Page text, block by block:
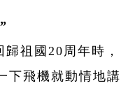
祖國20周年時，
下飛機就動情地講